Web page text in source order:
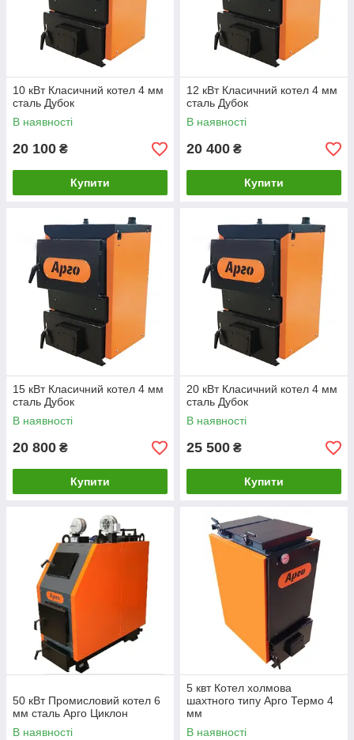
10 кВт Класичний котел 4 мм
сталь Дубок
В наявності
20 100 ₴
Купити
12 кВт Класичний котел 4 мм
сталь Дубок
В наявності
20 400 ₴
Купити
15 кВт Класичний котел 4 мм
сталь Дубок
В наявності
20 800 ₴
Купити
20 кВт Класичний котел 4 мм
сталь Дубок
В наявності
25 500 ₴
Купити
50 кВт Промисловий котел 6
мм сталь Арго Циклон
В наявності
5 квт Котел холмова
шахтного типу Арго Термо 4
мм
В наявності